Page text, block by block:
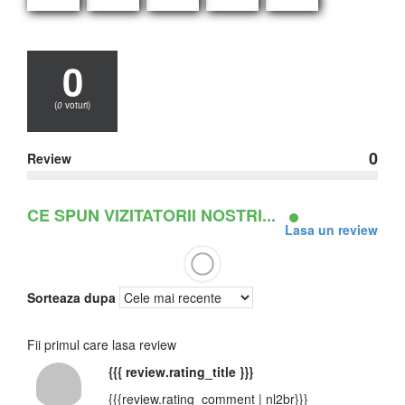
0
(0 voturi)
Review 0
CE SPUN VIZITATORII NOSTRI...
Lasa un review
Sorteaza dupa
Fii primul care lasa review
{{{ review.rating_title }}}
{{{review.rating_comment | nl2br}}}